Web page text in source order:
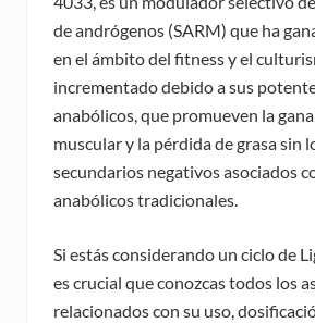
de andrógenos (SARM) que ha
en el ámbito del fitness y el
incrementado debido a sus
anabólicos, que promueven la
muscular y la pérdida de grasa sin
secundarios negativos asociados
anabólicos tradicionales.
Si estás considerando un ciclo de
es crucial que conozcas todos los
relacionados con su uso,